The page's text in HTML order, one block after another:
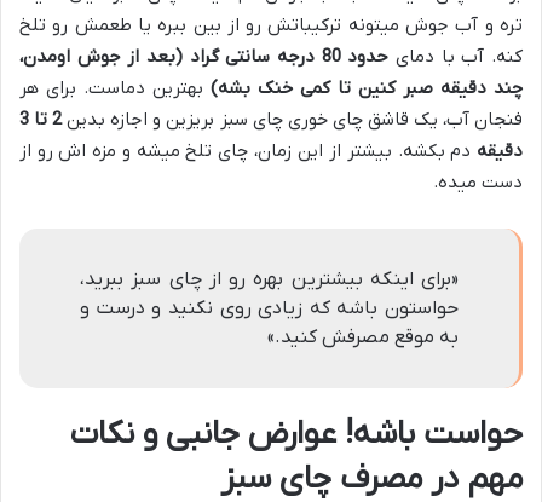
تره و آب جوش میتونه ترکیباتش رو از بین ببره یا طعمش رو تلخ
کنه. آب با دمای
حدود 80 درجه سانتی گراد (بعد از جوش اومدن،
چند دقیقه صبر کنین تا کمی خنک بشه) بهترین دماست. برای هر
فنجان آب، یک قاشق چای خوری چای سبز بریزین و اجازه بدین
2 تا 3
دقیقه دم بکشه. بیشتر از این زمان، چای تلخ میشه و مزه اش رو از
دست میده.
«برای اینکه بیشترین بهره رو از چای سبز ببرید،
حواستون باشه که زیادی روی نکنید و درست و
به موقع مصرفش کنید.»
حواست باشه! عوارض جانبی و نکات
مهم در مصرف چای سبز